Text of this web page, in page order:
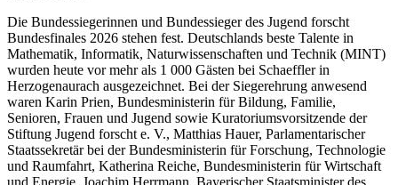
Die Bundessiegerinnen und Bundessieger des Jugend forscht
Bundesfinales 2026 stehen fest. Deutschlands beste Talente in
Mathematik, Informatik, Naturwissenschaften und Technik (MINT)
wurden heute vor mehr als 1 000 Gästen bei Schaeffler in
Herzogenaurach ausgezeichnet. Bei der Siegerehrung anwesend
waren Karin Prien, Bundesministerin für Bildung, Familie,
Senioren, Frauen und Jugend sowie Kuratoriumsvorsitzende der
Stiftung Jugend forscht e. V., Matthias Hauer, Parlamentarischer
Staatssekretär bei der Bundesministerin für Forschung, Technologie
und Raumfahrt, Katherina Reiche, Bundesministerin für Wirtschaft
und Energie, Joachim Herrmann, Bayerischer Staatsminister des